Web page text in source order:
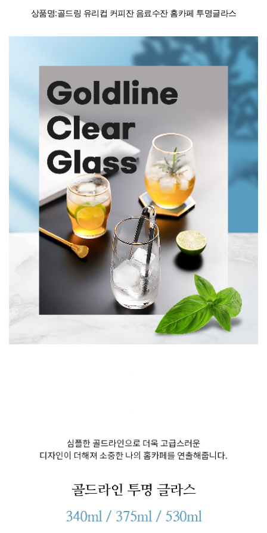
상품명:골드링 유리컵 커피잔 음료수잔 홈카페 투명글라스